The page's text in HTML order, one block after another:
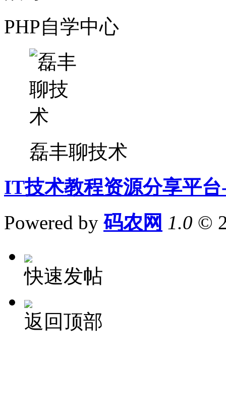
PHP自学中心
磊丰聊技术
IT技术教程资源分享平
Powered by 码农网 1.0 ©
快速发帖
返回顶部